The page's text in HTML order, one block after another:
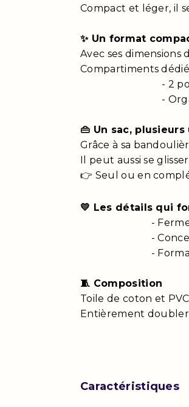
Compact et léger, il
✨ Un format
Avec ses
Compartiments
- 2 poches
- Organisation
👜 Un sac, plusieurs
Grâce à sa
Il peut aussi se
👉 Seul ou en
💛 Les détails qui
- Fermeture à
- Conception
- Format idéal
🧵 Composition
Toile de coton et PVC
Entièrement
Caractéristiques